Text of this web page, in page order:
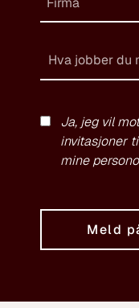
Hva jobber du
Ja, jeg vil
invitasjoner
mine
Meld